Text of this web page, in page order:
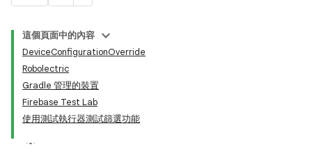
這個頁面中的內容
DeviceConfigurationOverride
Robolectric
Gradle 管理的裝置
Firebase Test Lab
使用測試執行器測試篩選功能